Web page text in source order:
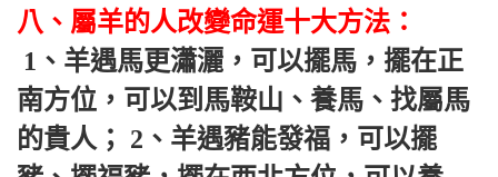
八、屬羊的人改變命運十大方法：
南方位，可以到馬鞍山、養馬、找屬馬
的貴人； 2、羊遇豬能發福，可以擺